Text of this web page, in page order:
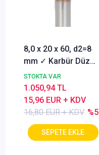
8,0 x 20 x 60, d2=8
mm ✓ Karbür Düz
Freze, Parmak freze
ucu Z=4,TiSiN
Kaplamalı
STOKTA VAR
16,80 EUR + KDV %5
15,96 EUR + KDV
1.050,94 TL